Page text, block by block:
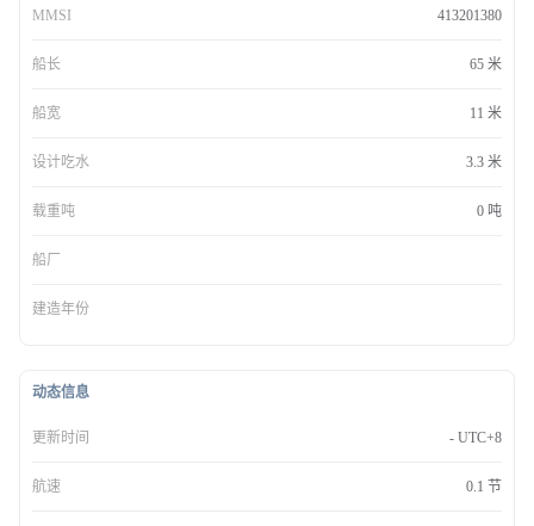
MMSI 413201380
船长 65 米
船宽 11 米
设计吃水 3.3 米
载重吨 0 吨
船厂
建造年份
动态信息
更新时间 - UTC+8
航速 0.1 节